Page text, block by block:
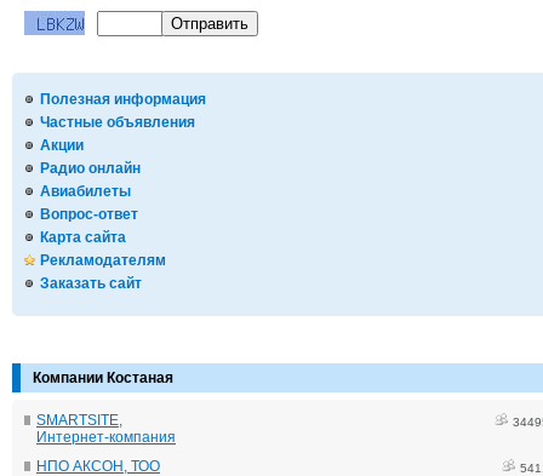
Полезная информация
Частные объявления
Акции
Радио онлайн
Авиабилеты
Вопрос-ответ
Карта сайта
Рекламодателям
Заказать сайт
Компании Костаная
SMARTSITE,
Интернет-компания
НПО АКСОН, ТОО